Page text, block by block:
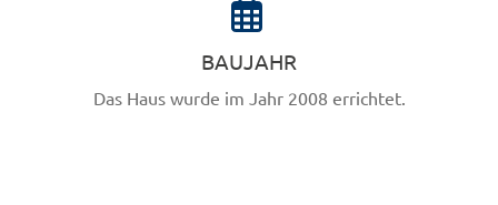
BAUJAHR
Das Haus wurde im Jahr 2008 errichtet.